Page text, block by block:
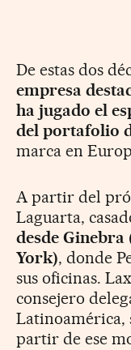
De estas dos
empresa
ha jugado el
del portafolio
marca en
A partir del
Laguarta,
desde Ginebra
York), donde
sus oficinas.
consejero
Latinoamérica,
partir de ese